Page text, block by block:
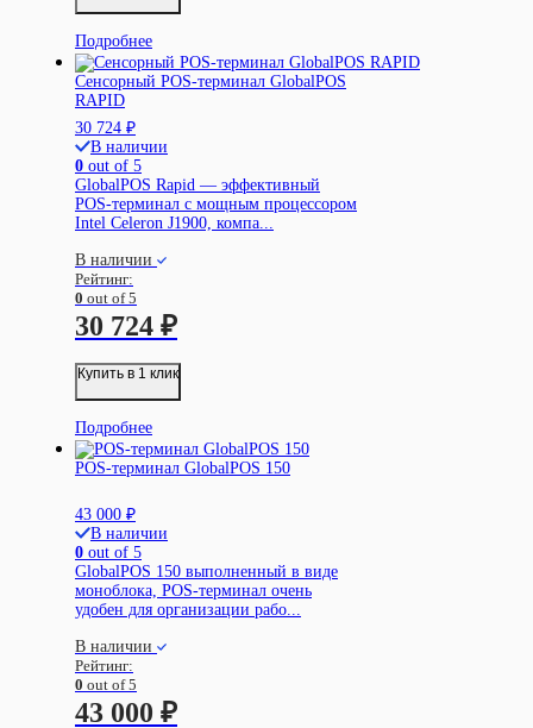
Подробнее
Сенсорный POS-терминал GlobalPOS
RAPID
30 724 ₽
В наличии
0 out of 5
GlobalPOS Rapid — эффективный
POS-терминал с мощным процессором
Intel Celeron J1900, компа...
В наличии
Рейтинг:
0 out of 5
30 724 ₽
Купить в 1 клик
Подробнее
POS-терминал GlobalPOS 150
43 000 ₽
В наличии
0 out of 5
GlobalPOS 150 выполненный в виде
моноблока, POS-терминал очень
удобен для организации рабо...
В наличии
Рейтинг:
0 out of 5
43 000 ₽